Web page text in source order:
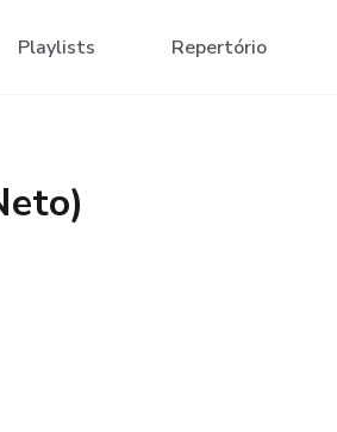
Playlists Repertório